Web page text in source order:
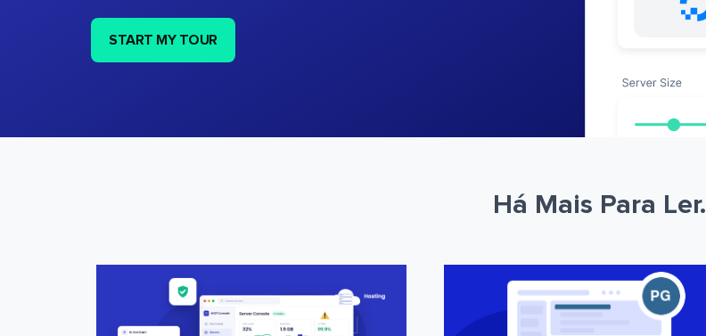
START MY TOUR
Há Mais Para Ler.